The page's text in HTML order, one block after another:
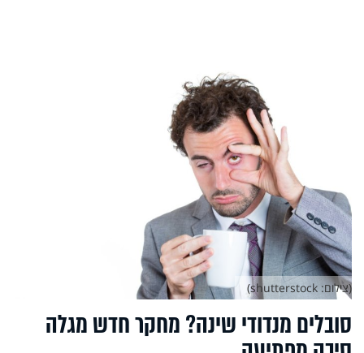
סובלים מנדודי שינה? מחקר חדש מגלה
(צילום: shutterstock)